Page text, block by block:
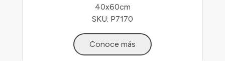
40x60cm
SKU: P7170
Conoce más